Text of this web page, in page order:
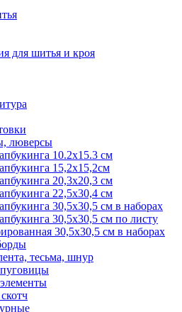
для шитья и кроя
люверсы
10.2х15.3 см
15,2х15,2см
20,3х20,3 см
22,5х30,4 см
30,5х30,5 см в наборах
30,5х30,5 см по листу
30,5х30,5 см в наборах
тесьма, шнур